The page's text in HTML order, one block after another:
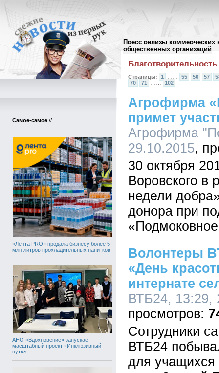
Пресс релизы коммерческих
общественных организаций
Самое-самое //
«Лента PRO» продала бизнесу более 5
млн литров прохладительных напитков
АНО «Вдохновение» запускает
масштабный проект «Инклюзивный
путь»
Архив пресс-релизов//
Благотворительность
Страницы: 1 55 56 57
70
71 …… 102
Агрофирма
примет
Агрофирма
29.10.2015
30 октября
Воровского в
недели
донора при
Волонтеры
«День
интернате
ВТБ24, 13:29,
Сотрудники
ВТБ24
для учащихся